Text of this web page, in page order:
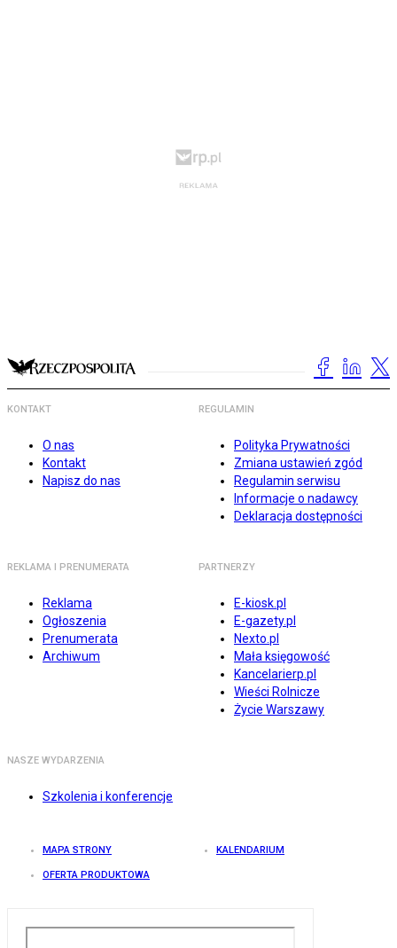
KONTAKT
O nas
Kontakt
Napisz do nas
REGULAMIN
Polityka Prywatności
Zmiana ustawień zgód
Regulamin serwisu
Informacje o nadawcy
Deklaracja dostępności
REKLAMA I PRENUMERATA
Reklama
Ogłoszenia
Prenumerata
Archiwum
PARTNERZY
E-kiosk.pl
E-gazety.pl
Nexto.pl
Mała księgowość
Kancelarierp.pl
Wieści Rolnicze
Życie Warszawy
NASZE WYDARZENIA
Szkolenia i konferencje
MAPA STRONY KALENDARIUM
OFERTA PRODUKTOWA